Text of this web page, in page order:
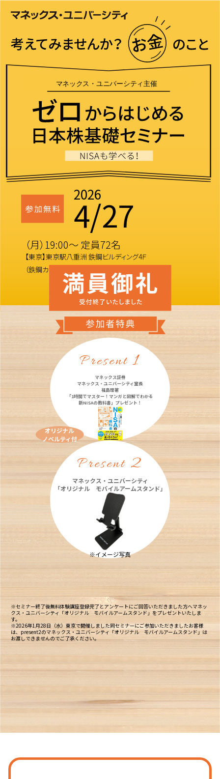
Present1
マネックス証券
マネックス・ユニバーシティ室長
福島理著
「1時間でマスター！マンガと図解でわかる
新NISAの教科書」プレゼント！
オリジナル
ノベルティ付
Present 2
マネックス・ユニバーシティ
「オリジナル モバイルアームスタンド」
※イメージ写真
2026
4/27
（月）19:00～ 定員72名
【東京】東京駅八重洲 鉄鋼ビルディング4Ｆ
（鉄鋼カンファレンスルーム）
※セミナー終了後無料体験講座登録完了とアンケートにご回答いただきました方へマネッ
クス・ユニバーシティ「オリジナル モバイルアームスタンド」をプレゼントいたしま
す。
※2026年1月28日（水）東京で開催しました同セミナーにご参加いただきましたお客様
は、present2のマネックス・ユニバーシティ「オリジナル モバイルアームスタンド」は
お渡しできませんのでご了承ください。